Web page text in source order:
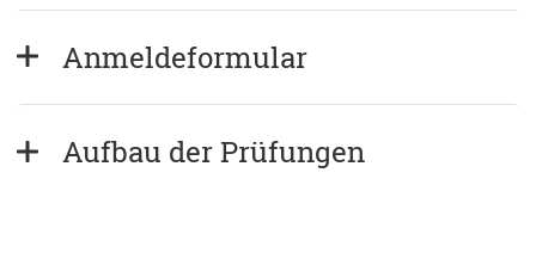
Anmeldeformular
Aufbau der Prüfungen